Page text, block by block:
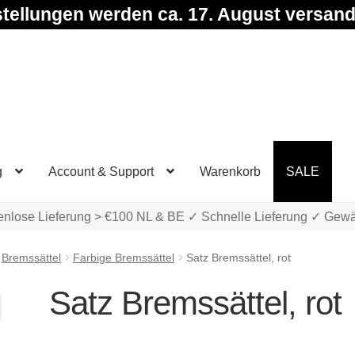
werden ca. 17. August
Account & Support Warenkorb SALE
Lieferung > €100 NL & BE ✓ Schnelle Lieferung ✓
Bremssättel Farbige Bremssättel Satz Bremssättel, rot
Satz Bremssättel, rot